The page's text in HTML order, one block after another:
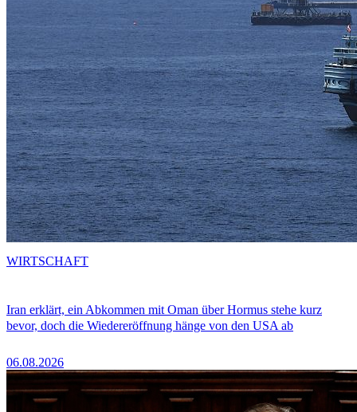
Iran erklärt, ein Abkommen mit Oman über Hormus stehe kurz
bevor, doch die Wiedereröffnung hänge von den USA ab
06.08.2026
WIRTSCHAFT